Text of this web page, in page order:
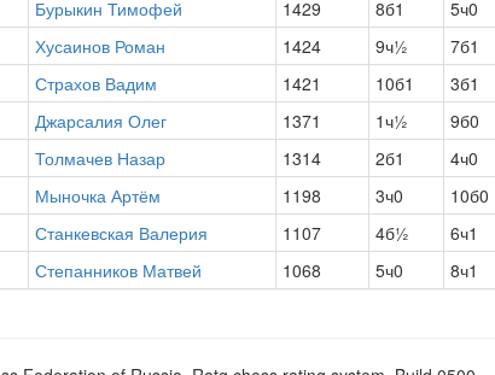
Бурыкин Тимофей 1429 8б1 5ч0
Хусаинов Роман 1424 9ч½ 7б1
Страхов Вадим 1421 10б1 3б1
Джарсалия Олег 1371 1ч½ 9б0
Толмачев Назар 1314 2б1 4ч0
Мыночка Артём 1198 3ч0 10б0
Станкевская Валерия 1107 4б½ 6ч1
Степанников Матвей 1068 5ч0 8ч1